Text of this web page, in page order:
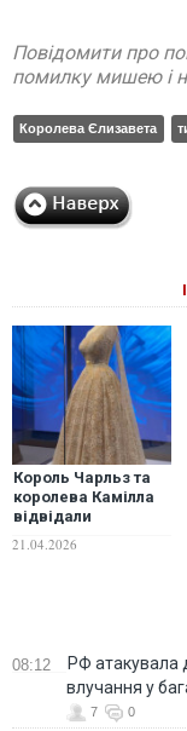
Повідомити про
помилку мишею і
Королева Єлизавета
Король Чарльз та
королева Камілла
відвідали
моди на честь
21.04.2026
08:12
РФ атакувала
влучання у
7 0